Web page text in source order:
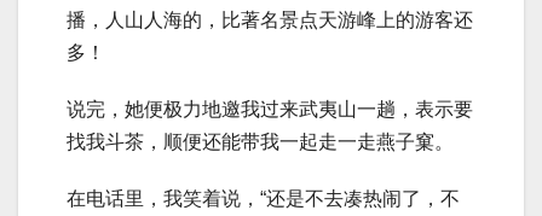
播，人山人海的，比著名景点天游峰上的游客还
多！
说完，她便极力地邀我过来武夷山一趟，表示要
找我斗茶，顺便还能带我一起走一走燕子窠。
在电话里，我笑着说，“还是不去凑热闹了，不